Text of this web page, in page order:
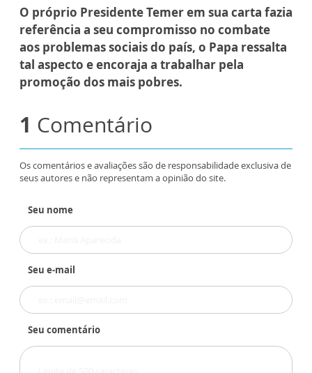
O próprio Presidente Temer em sua carta fazia
referência a seu compromisso no combate
aos problemas sociais do país, o Papa ressalta
tal aspecto e encoraja a trabalhar pela
promoção dos mais pobres.
1 Comentário
Os comentários e avaliações são de responsabilidade exclusiva de
seus autores e não representam a opinião do site.
Seu nome
Seu e-mail
Seu comentário